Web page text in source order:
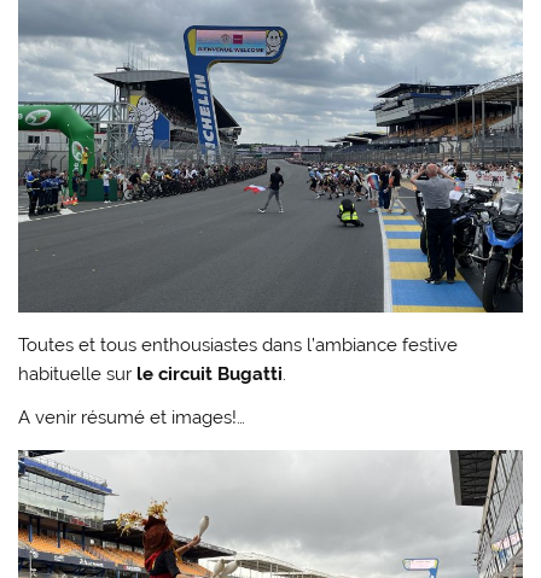
Toutes et tous enthousiastes dans l’ambiance festive
habituelle sur le circuit Bugatti.
A venir résumé et images!…